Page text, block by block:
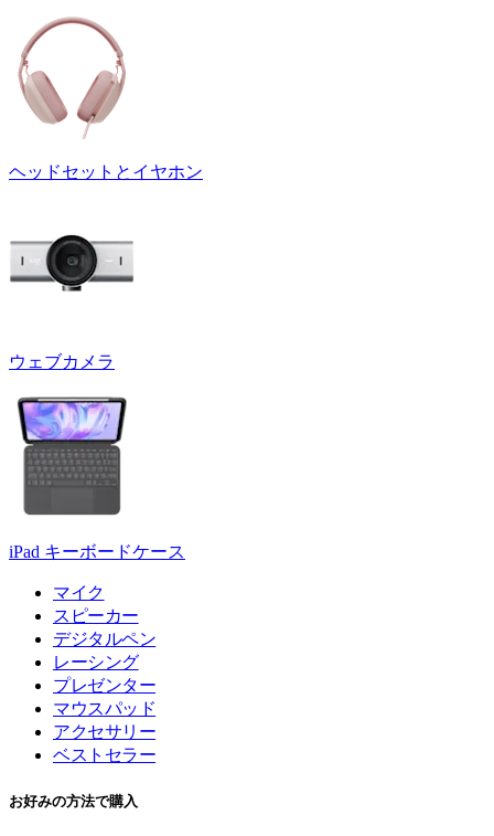
ヘッドセットとイヤホン
ウェブカメラ
iPad キーボードケース
マイク
スピーカー
デジタルペン
レーシング
プレゼンター
マウスパッド
アクセサリー
ベストセラー
お好みの方法で購入